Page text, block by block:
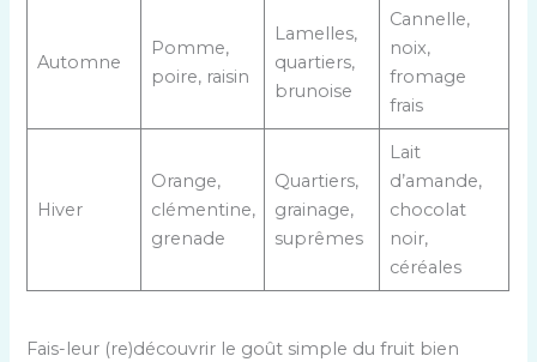
Automne
Pomme,
poire, raisin
Lamelles,
quartiers,
brunoise
Cannelle,
noix,
fromage
frais
Hiver
Orange,
clémentine,
grenade
Quartiers,
grainage,
suprêmes
Lait
d’amande,
chocolat
noir,
céréales
Fais-leur (re)découvrir le goût simple du fruit bien